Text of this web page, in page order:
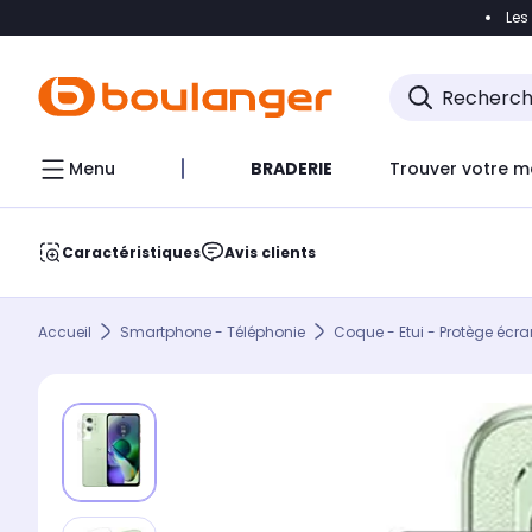
Accéder
Menu BRADERIE Trouver votre
Caractéristiques Avis clients
Accueil Smartphone - Téléphonie Coque - Etui - Protège